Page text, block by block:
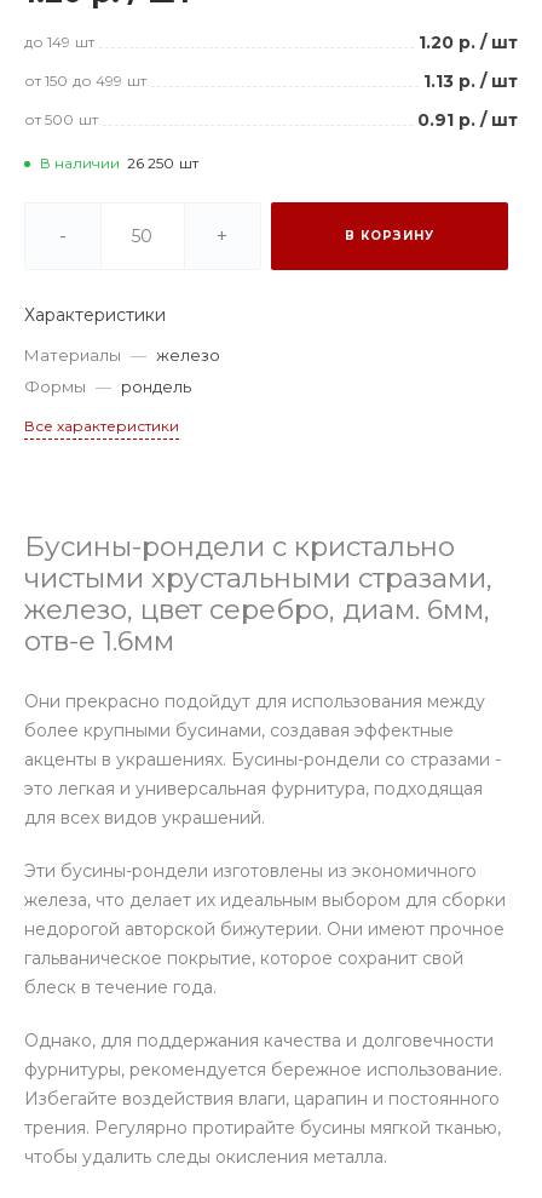
до 149 шт 1.20 р. / шт
от 150 до 499 шт 1.13 р. / шт
от 500 шт 0.91 р. / шт
В наличии 26 250 шт
- + В КОРЗИНУ
Характеристики
Материалы — железо
Формы — рондель
Все характеристики
Бусины-рондели с кристально
чистыми хрустальными стразами,
железо, цвет серебро, диам. 6мм,
отв-е 1.6мм
Они прекрасно подойдут для использования между
более крупными бусинами, создавая эффектные
акценты в украшениях. Бусины-рондели со стразами -
это легкая и универсальная фурнитура, подходящая
для всех видов украшений.
Эти бусины-рондели изготовлены из экономичного
железа, что делает их идеальным выбором для сборки
недорогой авторской бижутерии. Они имеют прочное
гальваническое покрытие, которое сохранит свой
блеск в течение года.
Однако, для поддержания качества и долговечности
фурнитуры, рекомендуется бережное использование.
Избегайте воздействия влаги, царапин и постоянного
трения. Регулярно протирайте бусины мягкой тканью,
чтобы удалить следы окисления металла.